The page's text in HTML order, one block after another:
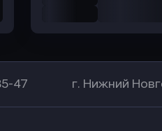
47 г. Нижний